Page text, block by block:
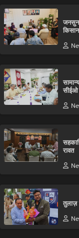
सीईओ
रावत
तुलाज़